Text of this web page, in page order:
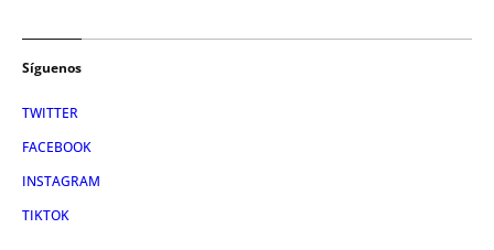
Síguenos
TWITTER
FACEBOOK
INSTAGRAM
TIKTOK